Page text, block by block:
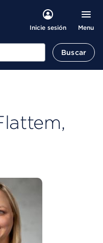
Inicie sesión Menu
Buscar